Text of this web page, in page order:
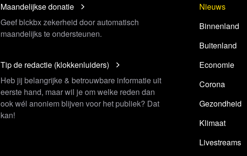
Maandelijkse donatie
Geef blckbx zekerheid door automatisch
maandelijks te ondersteunen.
Tip de redactie (klokkenluiders)
Heb jij belangrijke & betrouwbare informatie uit
eerste hand, maar wil je om welke reden dan
ook wél anoniem blijven voor het publiek? Dat
kan!
Nieuws
Binnenland
Buitenland
Economie
Corona
Gezondheid
Klimaat
Livestreams